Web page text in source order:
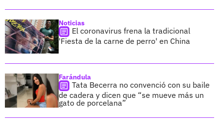
Noticias
El coronavirus frena la tradicional
'Fiesta de la carne de perro' en China
Farándula
Tata Becerra no convenció con su baile
de cadera y dicen que “se mueve más un
gato de porcelana”